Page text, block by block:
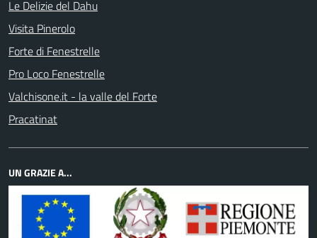
Le Delizie del Dahu
Visita Pinerolo
Forte di Fenestrelle
Pro Loco Fenestrelle
Valchisone.it - la valle del Forte
Pracatinat
UN GRAZIE A...